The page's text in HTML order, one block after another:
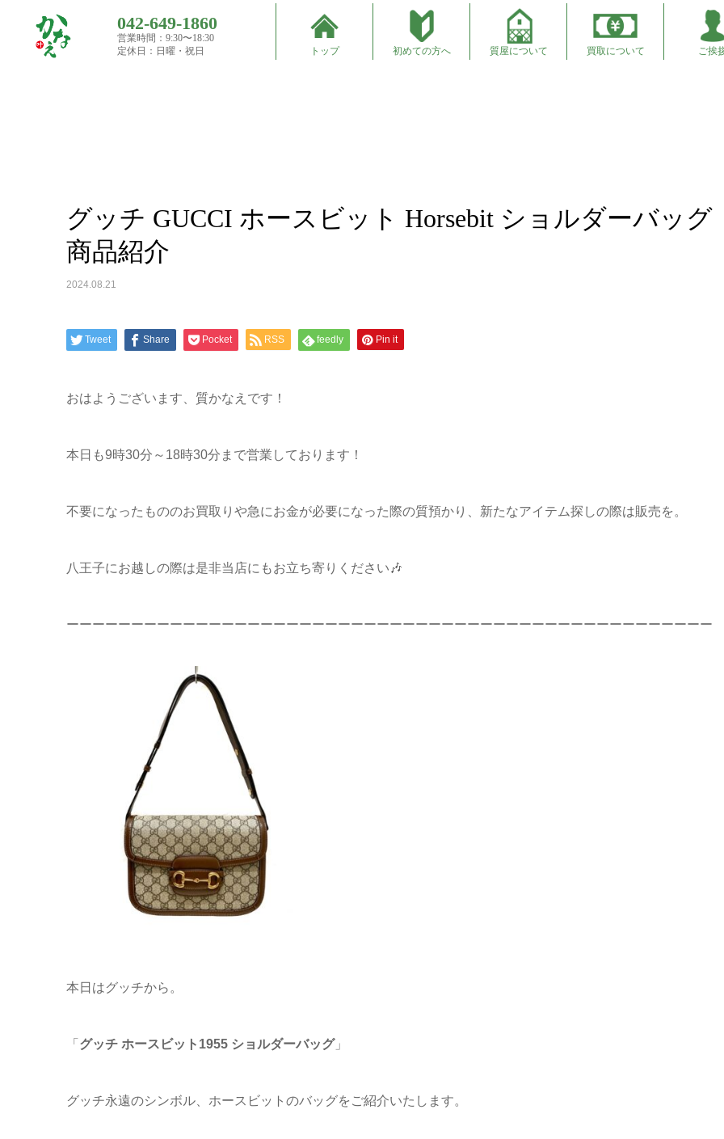
042-649-1860
営業時間：9:30〜18:30
定休日：日曜・祝日
トップ 初めての方へ 質屋について 買取について ご挨
Top
グッチ GUCCI ホースビット Horsebit ショルダーバッグ
商品紹介
2024.08.21
Tweet Share Pocket RSS feedly Pin it
おはようございます、質かなえです！
本日も9時30分～18時30分まで営業しております！
不要になったもののお買取りや急にお金が必要になった際の質預かり、新たなアイテム探しの際は販売を。
八王子にお越しの際は是非当店にもお立ち寄りください🎶
ーーーーーーーーーーーーーーーーーーーーーーーーーーーーーーーーーーーーーーーーーーーーーーーーーー
本日はグッチから。
「 グッチ ホースビット1955 ショルダーバッグ」
グッチ永遠のシンボル、ホースビットのバッグをご紹介いたします。